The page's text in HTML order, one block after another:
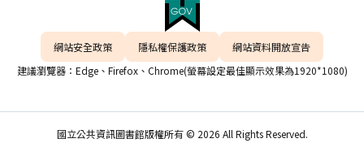
網站安全政策 隱私權保護政策
網站資料開放宣告
建議瀏覽器：Edge、Firefox、Chrome(螢幕設定最佳顯示效果為1920*1080)
國立公共資訊圖書館版權所有 © 2026 All Rights Reserved.